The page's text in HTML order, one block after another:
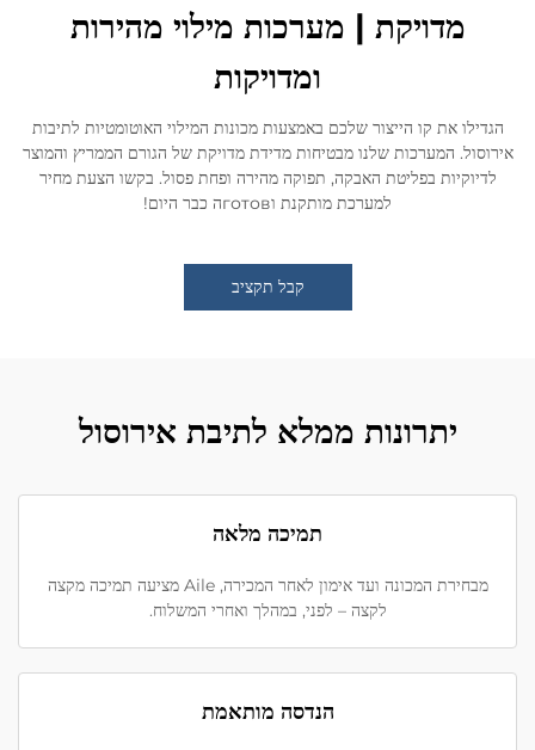
מדויקת | מערכות מילוי מהירות
ומדויקות
הגדילו את קו הייצור שלכם באמצעות מכונות המילוי האוטומטיות לתיבות
אירוסול. המערכות שלנו מבטיחות מדידת מדויקת של הגורם הממריץ והמוצר
לדיוקיות בפליטת האבקה, תפוקה מהירה ופחת פסול. בקשו הצעת מחיר
למערכת מותקנת וготовה כבר היום!
קבל תקציב
יתרונות ממלא לתיבת אירוסול
תמיכה מלאה
מבחירת המכונה ועד אימון לאחר המכירה, Aile מציעה תמיכה מקצה
לקצה – לפני, במהלך ואחרי המשלוח.
הנדסה מותאמת